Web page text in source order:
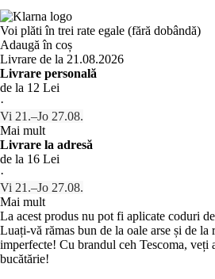
Voi plăti în trei rate egale (fără dobândă)
Adaugă în coș
Livrare de la 21.08.2026
Livrare personală
de la 12 Lei
·
Vi 21.–Jo 27.08.
Mai mult
Livrare la adresă
de la 16 Lei
·
Vi 21.–Jo 27.08.
Mai mult
La acest produs nu pot fi aplicate coduri
Luați-vă rămas bun de la oale arse și de la
imperfecte! Cu brandul ceh Tescoma, veți
bucătărie!